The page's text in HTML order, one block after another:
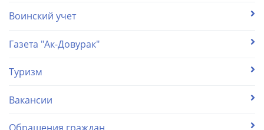
Воинский учет
Газета "Ак-Довурак"
Туризм
Вакансии